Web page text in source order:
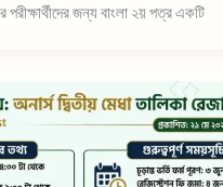
জন্য বাংলা ২য় পত্র একটি